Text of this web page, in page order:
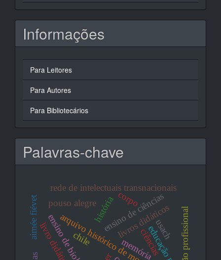
Informações
Para Leitores
Para Autores
Para Bibliotecários
Palavras-chave
história
memória
ensino de ciências
ensino de biologia livros didáticos
rede de intelectuais transnacionais
livro didático
aimée fiévet
ciências
pouso alegre
chile usach
corpo